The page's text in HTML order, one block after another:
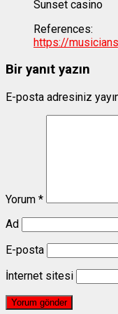
Sunset casino
References:
https://
Bir yanıt yazın
E-posta adresiniz
Yorum *
Ad
E-posta
İnternet sitesi